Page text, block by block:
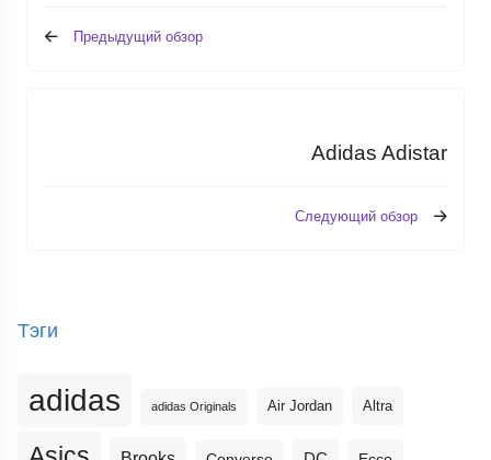
Предыдущий обзор
Adidas Adistar
Следующий обзор
Тэги
adidas adidas Originals Air Jordan Altra